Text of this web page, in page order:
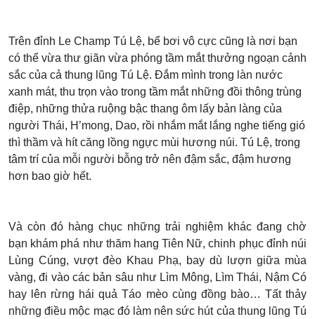
Trên đỉnh Le Champ Tú Lệ, bể bơi vô cực cũng là nơi bạn
có thể vừa thư giãn vừa phóng tầm mắt thưởng ngoạn cảnh
sắc của cả thung lũng Tú Lệ. Đắm mình trong làn nước
xanh mát, thu trọn vào trong tầm mắt những đồi thông trùng
điệp, những thửa ruộng bậc thang ôm lấy bản làng của
người Thái, H’mong, Dao, rồi nhắm mắt lắng nghe tiếng gió
thì thầm và hít căng lồng ngực mùi hương núi. Tú Lệ, trong
tâm trí của mỗi người bỗng trở nên đậm sắc, đậm hương
hơn bao giờ hết.
Và còn đó hàng chục những trải nghiệm khác đang chờ
bạn khám phá như thăm hang Tiên Nữ, chinh phục đỉnh núi
Lùng Cúng, vượt đèo Khau Phạ, bay dù lượn giữa mùa
vàng, đi vào các bản sâu như Lìm Mông, Lìm Thái, Nậm Có
hay lên rừng hái quả Táo mèo cùng đồng bào… Tất thảy
những điều mộc mạc đó làm nên sức hút của thung lũng Tú